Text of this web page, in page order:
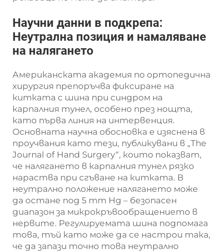
Научни данни в подкрепа:
Неутрална позиция и намаляване
на налягането
Американската академия по ортопедична
хирургия препоръчва фиксиране на
китката с шина при синдром на
карпалния тунел, особено през нощта,
като първа линия на интервенция.
Основната научна обосновка е изяснена в
проучвания като тези, публикувани в „The
Journal of Hand Surgery“, които показват,
че налягането в карпалния тунел рязко
нараства при сгъване на китката. В
неутрално положение налягането може
да остане под 5 mm Hg – безопасен
диапазон за микрокръвообращението в
нервите. Регулируемата шина подпомага
това, тъй като може да се настрои така,
че да запази точно това неутрално